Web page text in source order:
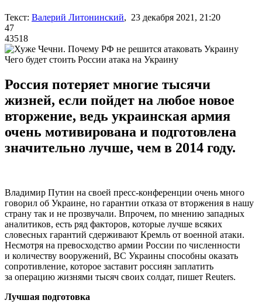
Текст: Валерий Литонинский, 23 декабря 2021, 21:20
47
43518
Чего будет стоить России атака на Украину
Россия потеряет многие тысячи
жизней, если пойдет на любое новое
вторжение, ведь украинская армия
очень мотивирована и подготовлена
значительно лучше, чем в 2014 году.
Владимир Путин на своей пресс-конференции очень много
говорил об Украине, но гарантии отказа от вторжения в нашу
страну так и не прозвучали. Впрочем, по мнению западных
аналитиков, есть ряд факторов, которые лучше всяких
словесных гарантий сдерживают Кремль от военной атаки.
Несмотря на превосходство армии России по численности
и количеству вооружений, ВС Украины способны оказать
сопротивление, которое заставит россиян заплатить
за операцию жизнями тысяч своих солдат, пишет Reuters.
Лучшая подготовка